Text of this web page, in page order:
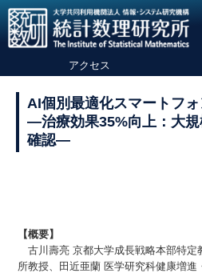
アクセス
AI個別最適化スマートフ
―治療効果35%向上：大
確認―
【概要】
古川壽亮 京都大学成長戦略本部特定
所教授、田近亜蘭 医学研究科健康増進